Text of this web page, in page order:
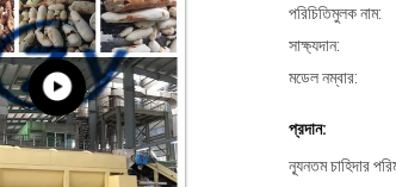
পরিচিতিমুলক নাম:
সাক্ষ্যদান:
মডেল নম্বার:
প্রদান:
ন্যূনতম চাহিদার